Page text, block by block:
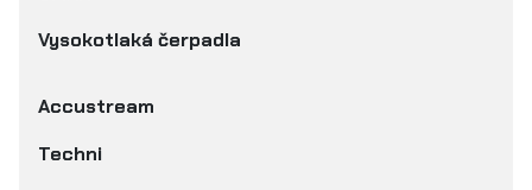
Vysokotlaká čerpadla
Accustream
Techni